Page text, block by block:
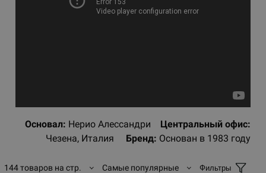
Основал: Нерио Алессандри Центральный офис:
Чезена, Италия
Бренд: Основан в 1983 году
144 товаров на стр. Самые популярные Фильтры